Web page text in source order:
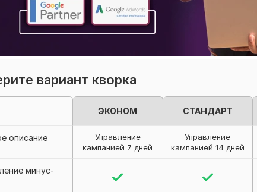
вариант кворка
ЭКОНОМ СТАНДАРТ
описание
Управление
кампанией 7 дней
Управление
кампанией 14 дней
минус-